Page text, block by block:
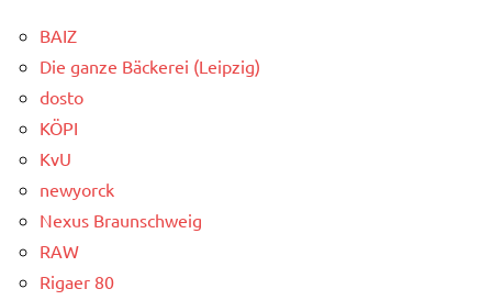
BAIZ
Die ganze Bäckerei (Leipzig)
dosto
KÖPI
KvU
newyorck
Nexus Braunschweig
RAW
Rigaer 80